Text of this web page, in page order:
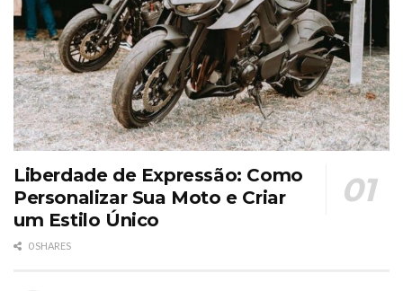
Liberdade de Expressão: Como
Personalizar Sua Moto e Criar
um Estilo Único
0 SHARES